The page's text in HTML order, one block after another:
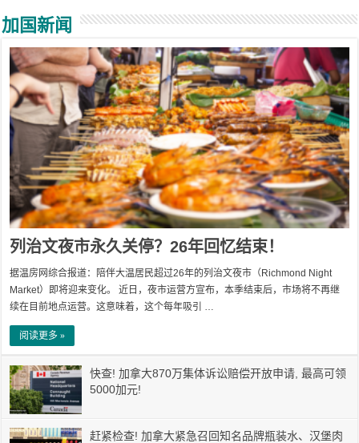
加国新闻
列治文夜市永久关停？26年回忆结束！
据温房网综合报道：陪伴大温居民超过26年的列治文夜市（Richmond Night
Market）即将迎来变化。 近日，夜市运营方宣布，本季结束后，市场将不再继
续在目前地点运营。这意味着，这个每年吸引 …
阅读更多 »
快查! 加拿大870万集体诉讼赔偿开放申请, 最高可领
5000加元!
赶紧检查! 加拿大紧急召回知名品牌瓶装水、汉堡肉